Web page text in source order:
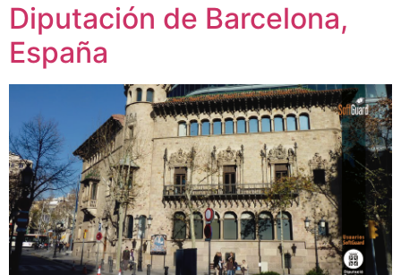
Diputación de Barcelona,
España